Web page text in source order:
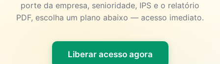
porte da empresa, senioridade, IPS e o relatório
PDF, escolha um plano abaixo — acesso imediato.
Liberar acesso agora